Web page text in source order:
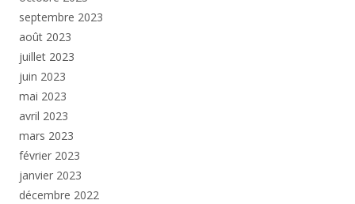
septembre 2023
août 2023
juillet 2023
juin 2023
mai 2023
avril 2023
mars 2023
février 2023
janvier 2023
décembre 2022